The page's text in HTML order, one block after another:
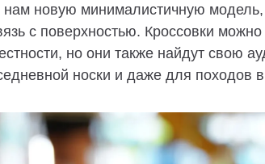
нам новую минималистичную
с поверхностью. Кроссовки
но они также найдут свою
носки и даже для походов